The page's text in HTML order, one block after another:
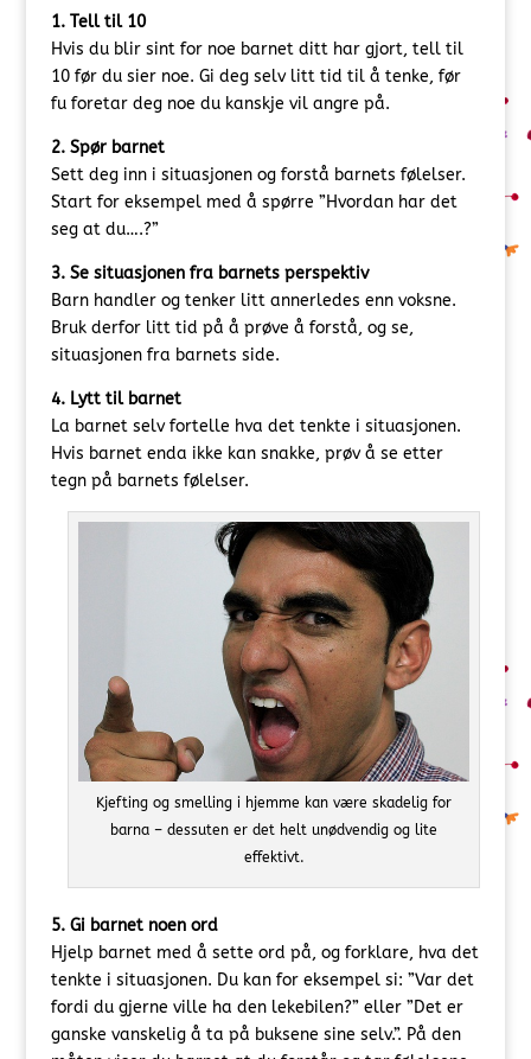
1. Tell til 10
Hvis du blir sint for noe barnet ditt har gjort, tell til
10 før du sier noe. Gi deg selv litt tid til å tenke, før
fu foretar deg noe du kanskje vil angre på.
2. Spør barnet
Sett deg inn i situasjonen og forstå barnets følelser.
Start for eksempel med å spørre ”Hvordan har det
seg at du….?”
3. Se situasjonen fra barnets perspektiv
Barn handler og tenker litt annerledes enn voksne.
Bruk derfor litt tid på å prøve å forstå, og se,
situasjonen fra barnets side.
4. Lytt til barnet
La barnet selv fortelle hva det tenkte i situasjonen.
Hvis barnet enda ikke kan snakke, prøv å se etter
tegn på barnets følelser.
Kjefting og smelling i hjemme kan være skadelig for
barna – dessuten er det helt unødvendig og lite
effektivt.
5. Gi barnet noen ord
Hjelp barnet med å sette ord på, og forklare, hva det
tenkte i situasjonen. Du kan for eksempel si: ”Var det
fordi du gjerne ville ha den lekebilen?” eller ”Det er
ganske vanskelig å ta på buksene sine selv.”. På den